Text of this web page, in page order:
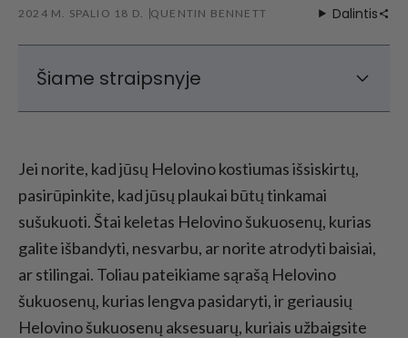
2024 M. SPALIO 18 D. QUENTIN BENNETT Dalintis
Šiame straipsnyje
pasikeitimui
Helovino plaukų aksesuarai išvaizdai užbaigti
Patarimai, kaip pasiekti tobulą Helovino
šukuoseną
Jei norite, kad jūsų Helovino kostiumas išsiskirtų,
pasirūpinkite, kad jūsų plaukai būtų tinkamai
sušukuoti. Štai keletas Helovino šukuosenų, kurias
galite išbandyti, nesvarbu, ar norite atrodyti baisiai,
ar stilingai. Toliau pateikiame sąrašą Helovino
šukuosenų, kurias lengva pasidaryti, ir geriausių
Helovino šukuosenų aksesuarų, kuriais užbaigsite